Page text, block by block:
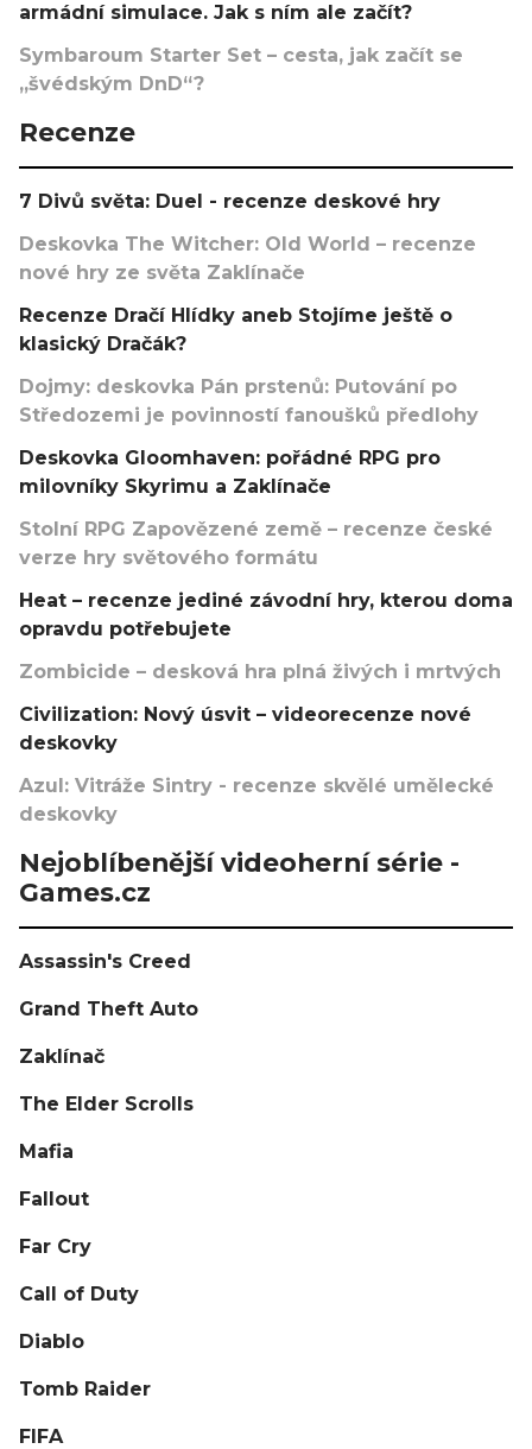
armádní simulace. Jak s ním ale začít?
Symbaroum Starter Set – cesta, jak začít se
„švédským DnD“?
Recenze
7 Divů světa: Duel - recenze deskové hry
Deskovka The Witcher: Old World – recenze
nové hry ze světa Zaklínače
Recenze Dračí Hlídky aneb Stojíme ještě o
klasický Dračák?
Dojmy: deskovka Pán prstenů: Putování po
Středozemi je povinností fanoušků předlohy
Deskovka Gloomhaven: pořádné RPG pro
milovníky Skyrimu a Zaklínače
Stolní RPG Zapovězené země – recenze české
verze hry světového formátu
Heat – recenze jediné závodní hry, kterou doma
opravdu potřebujete
Zombicide – desková hra plná živých i mrtvých
Civilization: Nový úsvit – videorecenze nové
deskovky
Azul: Vitráže Sintry - recenze skvělé umělecké
deskovky
Nejoblíbenější videoherní série -
Games.cz
Assassin's Creed
Grand Theft Auto
Zaklínač
The Elder Scrolls
Mafia
Fallout
Far Cry
Call of Duty
Diablo
Tomb Raider
FIFA